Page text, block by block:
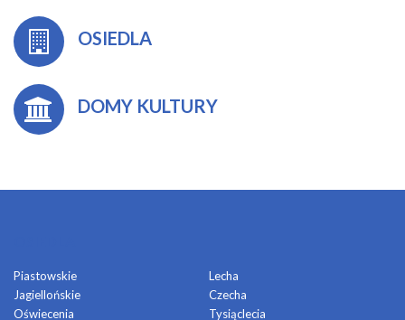
OSIEDLA
DOMY KULTURY
Piastowskie
Jagiellońskie
Oświecenia
Lecha
Czecha
Tysiąclecia